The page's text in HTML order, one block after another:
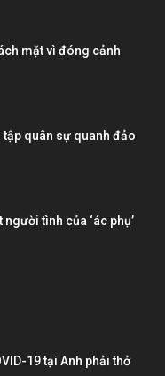
mặt vì đóng cảnh
quân sự quanh đảo
tình của ‘ác phụ’
19 tại Anh phải thở